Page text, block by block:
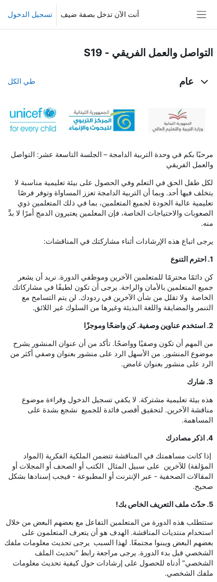
أنت الآن تدخل بصفة ضيف تسجيل الدخول
التواصل والعمل الفريقي - S19
عام طي الكل
مرحبًا بكم في وحدة التربية الدامجة – الجلسة التاسعة عشر: التواصل
والعمل الفريقي
لكل طفل الحق في التعلم وفي الحصول على بيئة تعليمية مناسبة لا
يتخلف فيها أحد. وبما أن التربية الدامجة تعزز المساواة وتوفر فرصًا
تعليمية عالية الجودة لجميع المتعلمين، بما في ذلك المتعلمين ذوي
الصعوبات والاحتياجات الخاصة، فإن المعلمين يعتبرون الدمج أمرًا لا بدَّ
منه.
يرجى اتباع هذه الإرشادات أثناء مشاركتك في المناقشات:
1. احترم التنوع
كن دائمًا محترمًا للمتعلمين الآخرين وموظفي الدورة. نريد أن يشعر
جميع المتعلمين بالأمان والراحة. يرجى أن تكون لطيفًا في مشاركاتك
الخاصة ولا تقلل من شأن الآخرين في ردودك. لن يتم التسامح مع
التنمر والمضايقة واللغة البذيئة وغيرها من السلوك غير اللائق.
2. استخدم عناوين وصفية. كن واضحًا وموجزًا
من المهم أن تكون وصفيًا وواضحًا. تأكد من أن عنوان المنشور يشرح
موضوع المنشور. من الأسهل الرد على منشور بعنوان وصفي أكثر من
الرد على منشور بعنوان غامض.
3. شارك
هذه بيئة تعليمية مشتركة. لا يكفي تسجيل الدخول وقراءة موضوع
مناقشة الآخرين. لتحقيق أقصى فائدة للجميع نشجع بشدة على
المساهمة.
4. اذكر مصادرك
إذا كانت مساهمتك في المناقشة تتضمن الملكية الفكرية (المواد
المؤلفة) للآخرين على سبيل المثال الكتب أو الصحف أو المجلات أو
المقالات الصحفية - عبر الإنترنت أو المطبوعة - فيجب إسنادها بشكل
صحيح.
5. حدّث ملف التعريف الخاص بك!
ستتطلب هذه الدورة من المتعلمين التفاعل مع بعضهم البعض من خلال
استخدام منتديات المناقشة. الهدف هو أن يتعرف المتعلمون على
بعضهم البعض ويبنوا مجتمعًا. لهذا السبب يرجى تحديث معلومات ملفك
الشخصي قبل بدء الدورة. يرجى مراجعة رابط "تحديث الملف
الشخصي" أدناه للحصول على إرشادات حول كيفية تحديث معلومات
ملفك الشخصي.